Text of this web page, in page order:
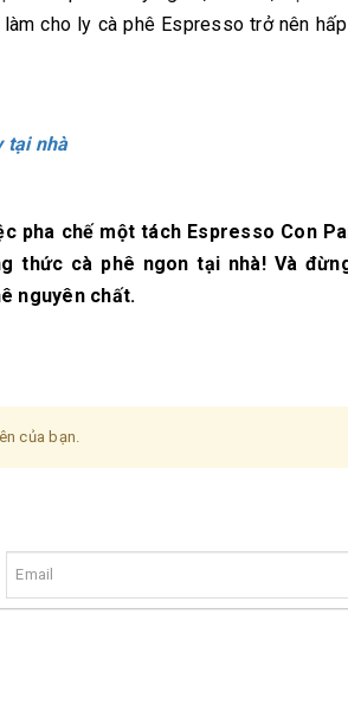
cho ly cà phê Espresso trở nên
tại nhà
pha chế một tách Espresso Con
thức cà phê ngon tại nhà! Và
nguyên chất.
của bạn.